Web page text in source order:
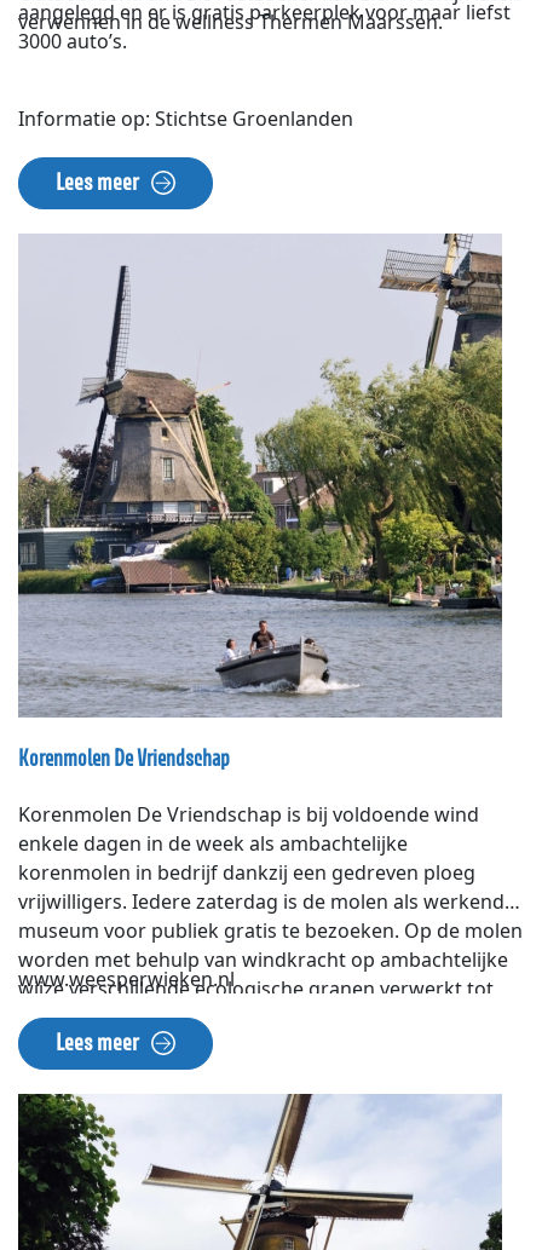
verwennen in de wellness Thermen Maarssen.
aangelegd en er is gratis parkeerplek voor maar liefst
3000 auto’s.
Informatie op: Stichtse Groenlanden
Lees meer
Korenmolen De Vriendschap
Korenmolen De Vriendschap is bij voldoende wind
enkele dagen in de week als ambachtelijke
korenmolen in bedrijf dankzij een gedreven ploeg
vrijwilligers. Iedere zaterdag is de molen als werkend
museum voor publiek gratis te bezoeken. Op de molen
worden met behulp van windkracht op ambachtelijke
wijze verschillende ecologische granen verwerkt tot
meel, vlokken en mixen. Deze zijn ook te koop in de
molen.
www.weesperwieken.nl
Lees meer